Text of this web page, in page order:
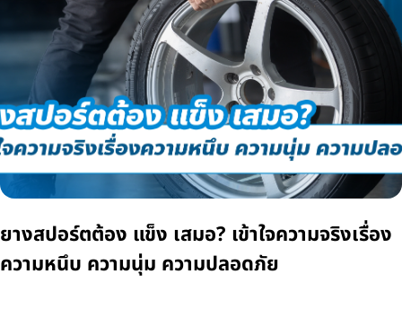
ยางสปอร์ตต้อง แข็ง เสมอ? เข้าใจความจริงเรื่อง
ความหนึบ ความนุ่ม ความปลอดภัย